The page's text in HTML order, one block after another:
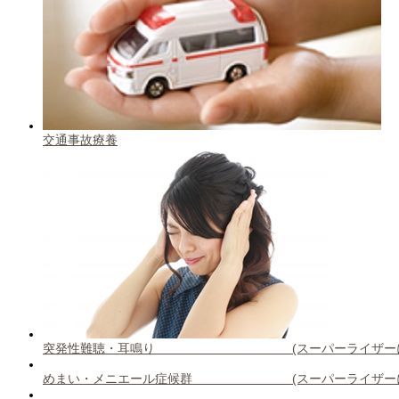
交通事故療養
突発性難聴・耳鳴り (スーパーライザーに
めまい・メニエール症候群 (スーパーライザーに